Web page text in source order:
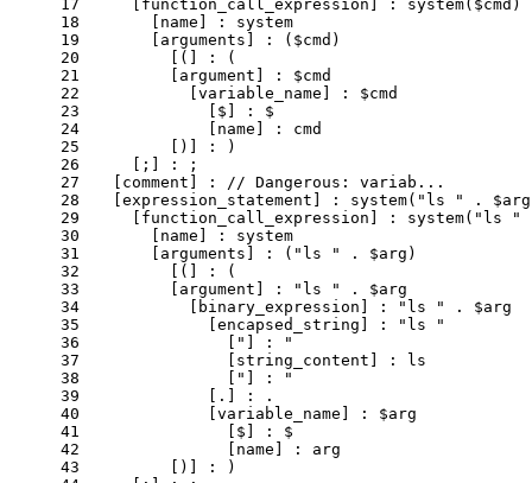
17
18
19
20
21
22
23
24
25
26
27
28
29
30
31
32
33
34
35
36
37
38
39
40
41
42
43
    [function_call_expression] : system($cmd)
      [name] : system
      [arguments] : ($cmd)
        [(] : (
        [argument] : $cmd
          [variable_name] : $cmd
            [$] : $
            [name] : cmd
        [)] : )
    [;] : ;
  [comment] : // Dangerous: variab...
[expression_statement] : system("ls " .
[function_call_expression] : system("ls "
      [name] : system
      [arguments] : ("ls " . $arg)
        [(] : (
        [argument] : "ls " . $arg
          [binary_expression] : "ls " . $arg
            [encapsed_string] : "ls "
              ["] : "
              [string_content] : ls
              ["] : "
            [.] : .
            [variable_name] : $arg
              [$] : $
              [name] : arg
        [)] : )